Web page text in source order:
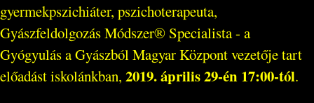
gyermekpszichiáter, pszichoterapeuta,
Gyászfeldolgozás Módszer® Specialista - a
Gyógyulás a Gyászból Magyar Központ vezetője tart
előadást iskolánkban, 2019. április 29-én 17:00-tól.